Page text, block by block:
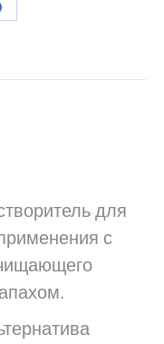
для
с